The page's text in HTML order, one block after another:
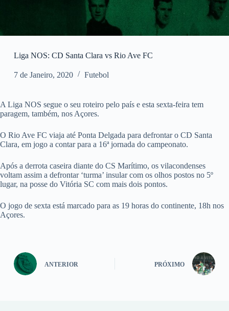
Liga NOS: CD Santa Clara vs Rio Ave FC
7 de Janeiro, 2020 Futebol
A Liga NOS segue o seu roteiro pelo país e esta sexta-feira tem
paragem, também, nos Açores.
O Rio Ave FC viaja até Ponta Delgada para defrontar o CD Santa
Clara, em jogo a contar para a 16ª jornada do campeonato.
Após a derrota caseira diante do CS Marítimo, os vilacondenses
voltam assim a defrontar ‘turma’ insular com os olhos postos no 5º
lugar, na posse do Vitória SC com mais dois pontos.
O jogo de sexta está marcado para as 19 horas do continente, 18h nos
Açores.
ANTERIOR PRÓXIMO